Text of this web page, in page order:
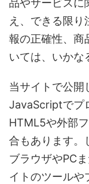
品やサービスに
え、できる限
報の正確性、商
いては、いかな
当サイトで公開
JavaScriptでプ
HTML5や外部
合もあります。
ブラウザやPC
イトのツールや